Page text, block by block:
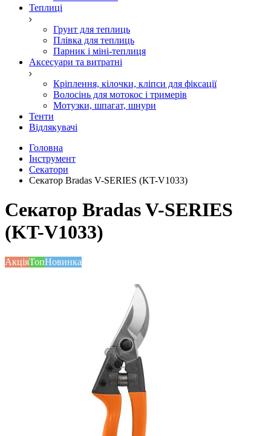
Теплиці
Грунт для теплиць
Плівка для теплиць
Парник і міні-теплиця
Аксесуари та витратні
Кріплення, кілочки, кліпси для фіксації
Волосінь для мотокос і тримерів
Мотузки, шпагат, шнури
Тенти
Відлякувачі
Головна
Інструмент
Секатори
Секатор Bradas V-SERIES (KT-V1033)
Секатор Bradas V-SERIES
(KT-V1033)
АкціяТопНовинка